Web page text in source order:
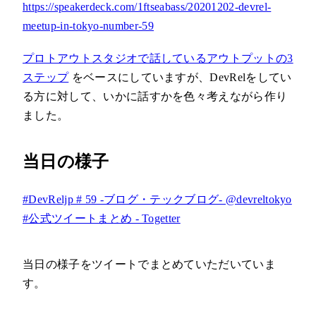
https://speakerdeck.com/1ftseabass/20201202-devrel-
meetup-in-tokyo-number-59
プロトアウトスタジオで話しているアウトプットの3
ステップをベースにしていますが、DevRelをしてい
る方に対して、いかに話すかを色々考えながら作り
ました。
当日の様子
#DevReljp # 59 -ブログ・テックブログ- @devreltokyo
#公式ツイートまとめ - Togetter
当日の様子をツイートでまとめていただいていま
す。